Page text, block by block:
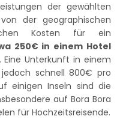
der gewählten
der geographischen
Kosten für ein
250€ in einem Hotel
. Eine Unterkunft in einem
schnell 800€ pro
einigen Inseln sind die
auf Bora Bora
für Hochzeitsreisende.